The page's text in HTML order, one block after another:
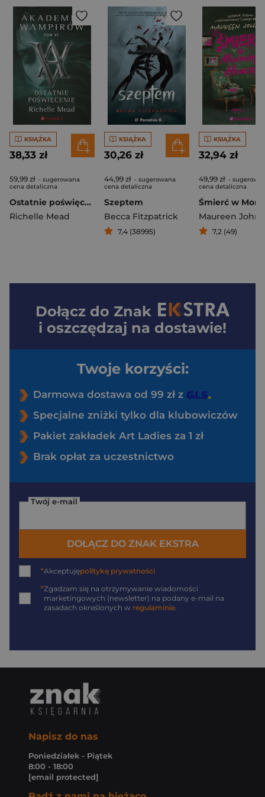
KSIĄŻKA
38,33 zł
59,99 zł - sugerowana
cena detaliczna
Ostatnie poświęcenie. Akademia wampirów. Tom 6
Richelle Mead
KSIĄŻKA
30,26 zł
44,99 zł - sugerowana
cena detaliczna
Szeptem
Becca Fitzpatrick
7,4 (38995)
KSIĄŻKA
32,94 zł
49,99 zł -
cena detaliczna
Maureen
7,2 (49)
Dołącz do Znak
i oszczędzaj na dostawie!
Twoje korzyści:
Darmowa dostawa od 99 zł z
Specjalne zniżki tylko dla klubowiczów
Pakiet zakładek Art Ladies za 1 zł
Brak opłat za uczestnictwo
Twój e-mail
DOŁĄCZ DO ZNAK EKSTRA
*Akceptujępolitykę prywatności
*Zgadzam się na otrzymywanie wiadomości
marketingowych (newsletter) na podany e-mail na
zasadach określonych w regulaminie.
Napisz do nas
Poniedziałek - Piątek
8:00 - 18:00
[email protected]